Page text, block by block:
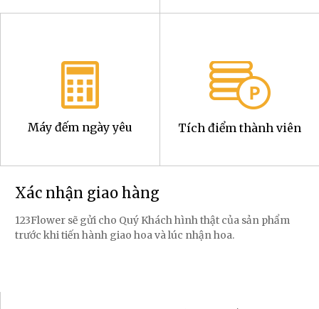
Máy đếm ngày yêu Tích điểm thành viên
Xác nhận giao hàng
123Flower sẽ gửi cho Quý Khách hình thật của sản phẩm
trước khi tiến hành giao hoa và lúc nhận hoa.